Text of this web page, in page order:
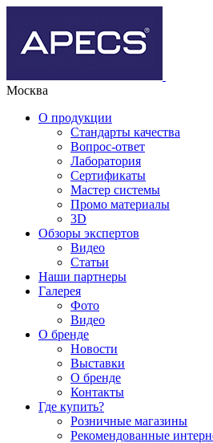
Москва
О продукции
Стандарты качества
Вопрос-ответ
Лаборатория
Сертификаты
Мастер системы
Промо материалы
3D
Обзоры экспертов
Видео
Статьи
Наши партнеры
Галерея
Фото
Видео
О бренде
Новости
Выставки
О бренде
Контакты
Где купить?
Розничные магазины
Рекомендованные